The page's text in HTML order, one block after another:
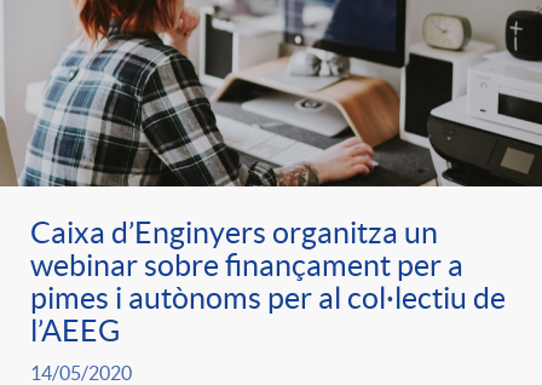
Caixa d’Enginyers organitza un
webinar sobre finançament per a
pimes i autònoms per al col·lectiu de
l’AEEG
14/05/2020